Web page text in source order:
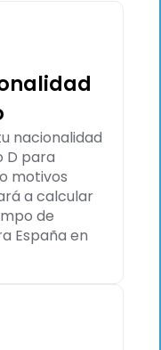
nacionalidad
D para
motivos
a calcular
de
España en